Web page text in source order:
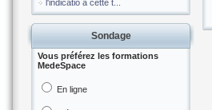
l'indicatio à cette t...
Sondage
Vous préférez les formations
MedeSpace
En ligne